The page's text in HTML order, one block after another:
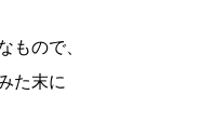
もので、
た末に